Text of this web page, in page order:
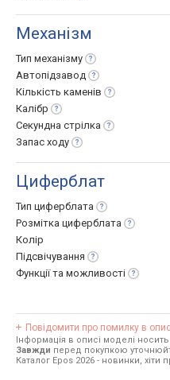
Механізм
Тип механізму
Автопідзавод
Кількість каменів
Калібр
Секундна стрілка
Запас ходу
Циферблат
Тип циферблата
Розмітка циферблата
Колір
Підсвічування
Функції та можливості
Повідомити про помилку в
Інформація в описі моделі
Завжди перед покупкою
Каталог Epos 2026 - новинки, хіти